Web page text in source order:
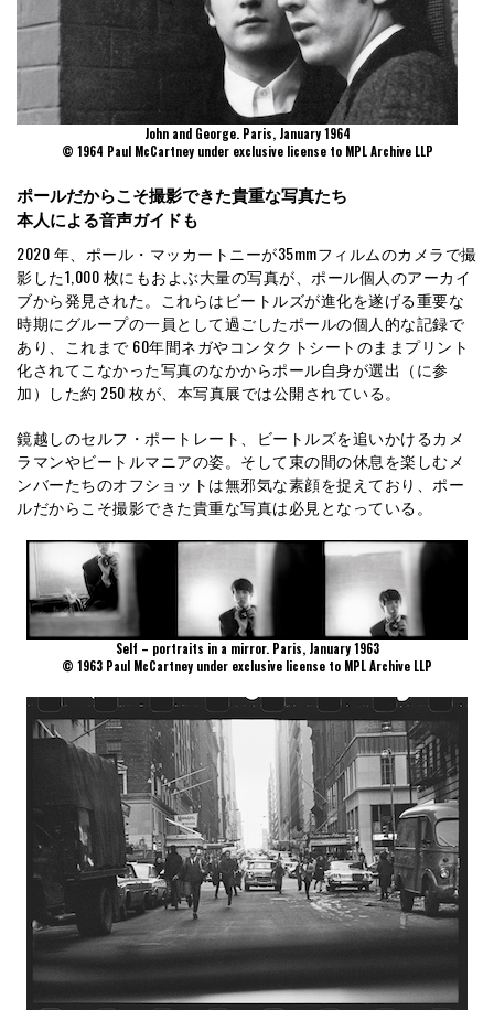
John and George. Paris, January 1964
© 1964 Paul McCartney under exclusive license to MPL Archive LLP
ポールだからこそ撮影できた貴重な写真たち
本人による音声ガイドも
2020 年、ポール・マッカートニーが35mmフィルムのカメラで撮
影した1,000 枚にもおよぶ大量の写真が、ポール個人のアーカイ
ブから発見された。これらはビートルズが進化を遂げる重要な
時期にグループの一員として過ごしたポールの個人的な記録で
あり、これまで 60年間ネガやコンタクトシートのままプリント
化されてこなかった写真のなかからポール自身が選出（に参
加）した約 250 枚が、本写真展では公開されている。
鏡越しのセルフ・ポートレート、ビートルズを追いかけるカメ
ラマンやビートルマニアの姿。そして束の間の休息を楽しむメ
ンバーたちのオフショットは無邪気な素顔を捉えており、ポー
ルだからこそ撮影できた貴重な写真は必見となっている。
Self – portraits in a mirror. Paris, January 1963
© 1963 Paul McCartney under exclusive license to MPL Archive LLP